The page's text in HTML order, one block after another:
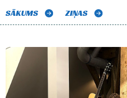
SĀKUMS ZIŅAS